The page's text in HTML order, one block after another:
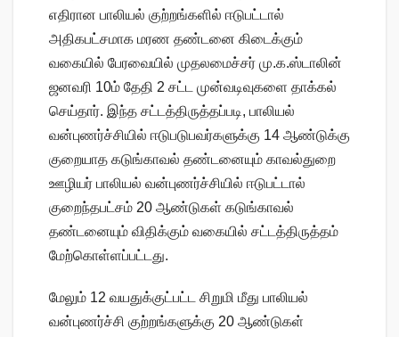
எதிரான பாலியல் குற்றங்களில் ஈடுபட்டால்
அதிகபட்சமாக மரண தண்டனை கிடைக்கும்
வகையில் பேரவையில் முதலமைச்சர் மு.க.ஸ்டாலின்
ஜனவரி 10ம் தேதி 2 சட்ட முன்வடிவுகளை தாக்கல்
செய்தார். இந்த சட்டத்திருத்தப்படி, பாலியல்
வன்புணர்ச்சியில் ஈடுபடுபவர்களுக்கு 14 ஆண்டுக்கு
குறையாத கடுங்காவல் தண்டனையும் காவல்துறை
ஊழியர் பாலியல் வன்புணர்ச்சியில் ஈடுபட்டால்
குறைந்தபட்சம் 20 ஆண்டுகள் கடுங்காவல்
தண்டனையும் விதிக்கும் வகையில் சட்டத்திருத்தம்
மேற்கொள்ளப்பட்டது.
மேலும் 12 வயதுக்குட்பட்ட சிறுமி மீது பாலியல்
வன்புணர்ச்சி குற்றங்களுக்கு 20 ஆண்டுகள்